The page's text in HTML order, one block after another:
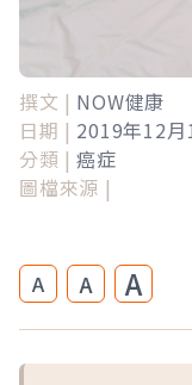
撰文 | NOW健康
日期 | 2019年12月
分類 | 癌症
圖檔來源 |
A A A